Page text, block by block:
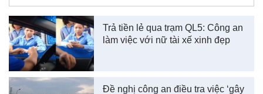
Trả tiền lẻ qua trạm QL5: Công an
làm việc với nữ tài xế xinh đẹp
Đề nghị công an điều tra việc ‘gây